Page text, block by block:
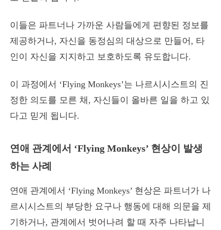
이들은 파트너나 가까운 사람들에게 편향된 정보를
제공하거나, 자신을 동정심의 대상으로 만들어, 타
인이 자신을 지지하고 보호하도록 유도합니다.
이 과정에서 ‘Flying Monkeys’는 나르시시스트의 진
정한 의도를 모른 채, 자신들이 올바른 일을 하고 있
다고 믿게 됩니다.
연애 관계에서 ‘Flying Monkeys’ 현상이 발생
하는 사례
연애 관계에서 ‘Flying Monkeys’ 현상은 파트너가 나
르시시스트의 부당한 요구나 행동에 대해 의문을 제
기하거나, 관계에서 벗어나려 할 때 자주 나타납니